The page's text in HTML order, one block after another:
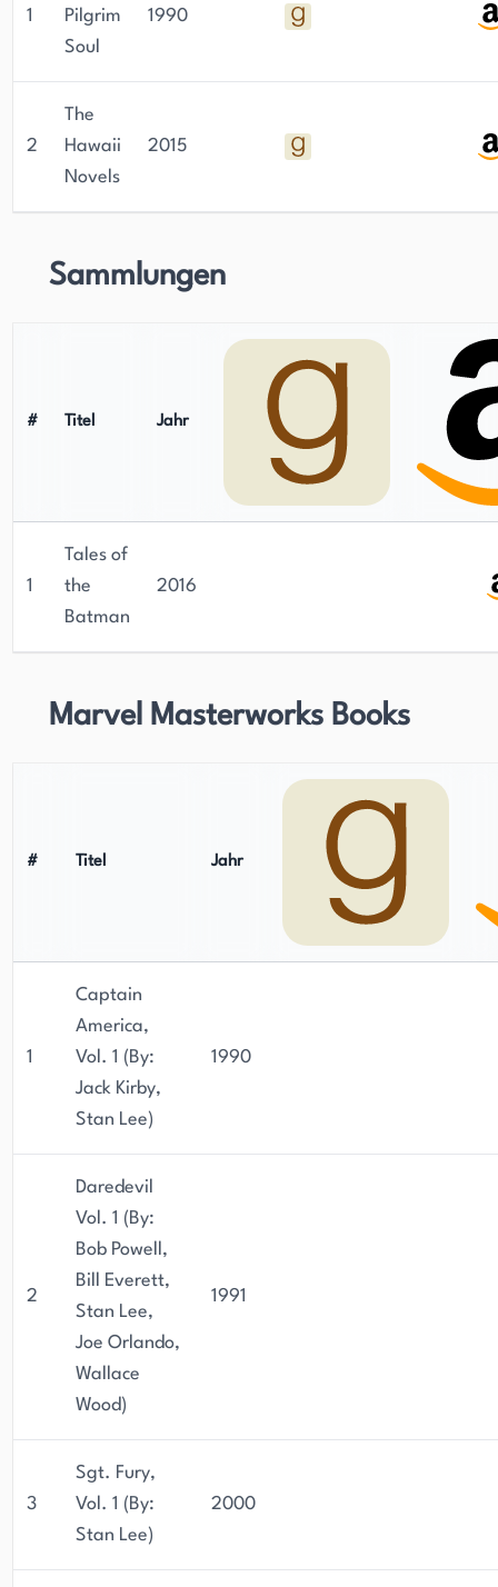
1
Pilgrim
Soul
1990
2
The
Hawaii
Novels
2015
Sammlungen
# Titel Jahr
1
Tales of
the
Batman
2016
Marvel Masterworks Books
# Titel Jahr
1
Captain
America,
Vol. 1 (By:
Jack Kirby,
Stan Lee)
1990
2
Daredevil
Vol. 1 (By:
Bob Powell,
Bill Everett,
Stan Lee,
Joe Orlando,
Wallace
Wood)
1991
3
Sgt. Fury,
Vol. 1 (By:
Stan Lee)
2000